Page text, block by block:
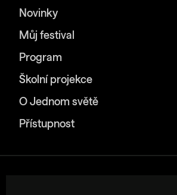
Novinky
Můj festival
Program
Školní projekce
O Jednom světě
Přístupnost